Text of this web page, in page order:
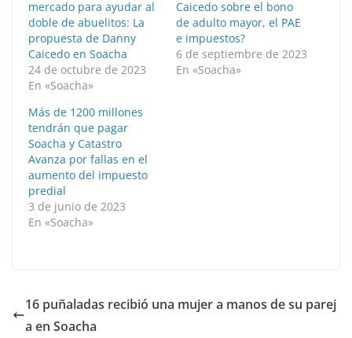
mercado para ayudar al
doble de abuelitos: La
propuesta de Danny
Caicedo en Soacha
24 de octubre de 2023
En «Soacha»
Caicedo sobre el bono
de adulto mayor, el PAE
e impuestos?
6 de septiembre de 2023
En «Soacha»
Más de 1200 millones
tendrán que pagar
Soacha y Catastro
Avanza por fallas en el
aumento del impuesto
predial
3 de junio de 2023
En «Soacha»
16 puñaladas recibió una mujer a manos de su parej
a en Soacha